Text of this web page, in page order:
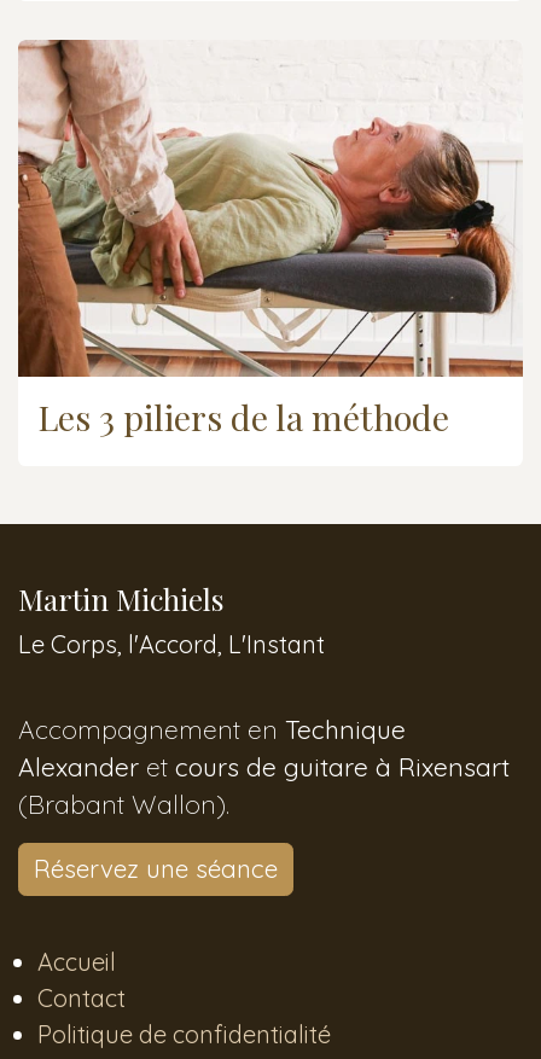
Les 3 piliers de la méthode
Martin Michiels
Le Corps, l'Accord, L'Instant
Accompagnement en Technique
Alexander et cours de guitare à Rixensart
(Brabant Wallon).
Réservez une séance
Accueil
Contact
Politique de confidentialité